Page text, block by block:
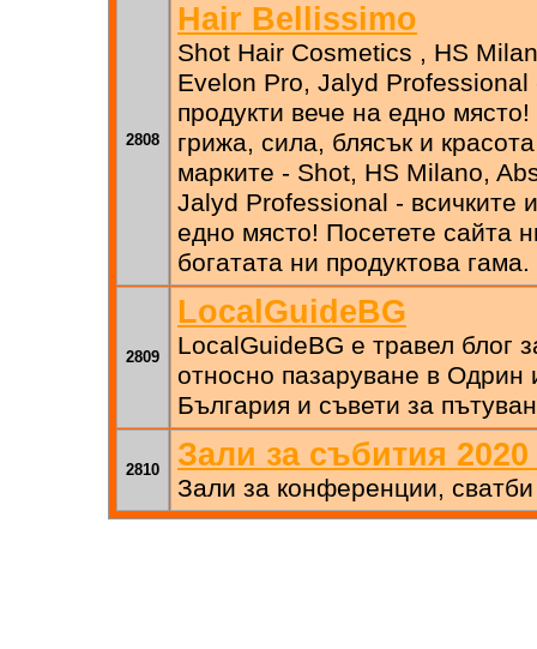
2808
Hair Bellissimo
Shot Hair Cosmetics , HS
Evelon Pro, Jalyd Professional
продукти вече на едно
грижа, сила, блясък и
марките - Shot, HS Milano,
Jalyd Professional - всичките
едно място! Посетете сайта
богатата ни продуктова гама.
2809
LocalGuideBG
LocalGuideBG е травел блог
относно пазаруване в Одрин
България и съвети за
2810 Зали за събития
Зали за конференции,